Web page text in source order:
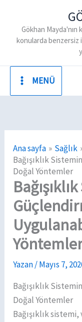
Gökhan Mayda'nın
konularda benzersiz
MENÜ
Ana sayfa
Sağlık
Bağışıklık
Doğal Yöntemler
Yazan/Mayıs 7,
Bağışıklık
Doğal Yöntemler
Bağışıklık